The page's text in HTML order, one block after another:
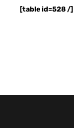
[table id=528 /]